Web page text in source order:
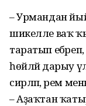
– Урмандан
шикелле ваҡ
таратып ебәреп,
һөйләй дарыу
сирләп, әрем
– Аҙаҡтан